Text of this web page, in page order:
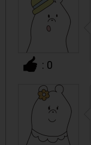
・店舗によって取
ださい。
・参加(申し込み)
上限に達しても、
・他サイトのテン
回の参加とさせて
: 0